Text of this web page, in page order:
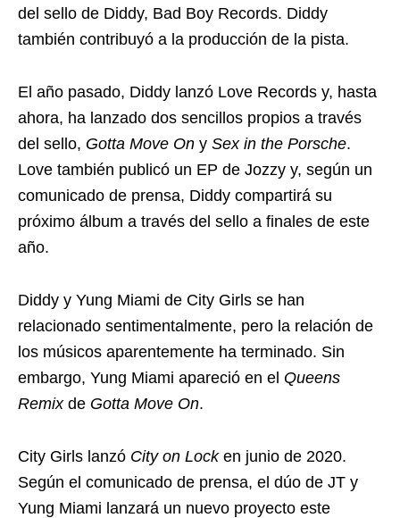
del sello de Diddy, Bad Boy Records. Diddy
también contribuyó a la producción de la pista.
El año pasado, Diddy lanzó Love Records y, hasta
ahora, ha lanzado dos sencillos propios a través
del sello, Gotta Move On y Sex in the Porsche.
Love también publicó un EP de Jozzy y, según un
comunicado de prensa, Diddy compartirá su
próximo álbum a través del sello a finales de este
año.
Diddy y Yung Miami de City Girls se han
relacionado sentimentalmente, pero la relación de
los músicos aparentemente ha terminado. Sin
embargo, Yung Miami apareció en el Queens
Remixde Gotta Move On.
City Girls lanzó City on Locken junio de 2020.
Según el comunicado de prensa, el dúo de JT y
Yung Miami lanzará un nuevo proyecto este